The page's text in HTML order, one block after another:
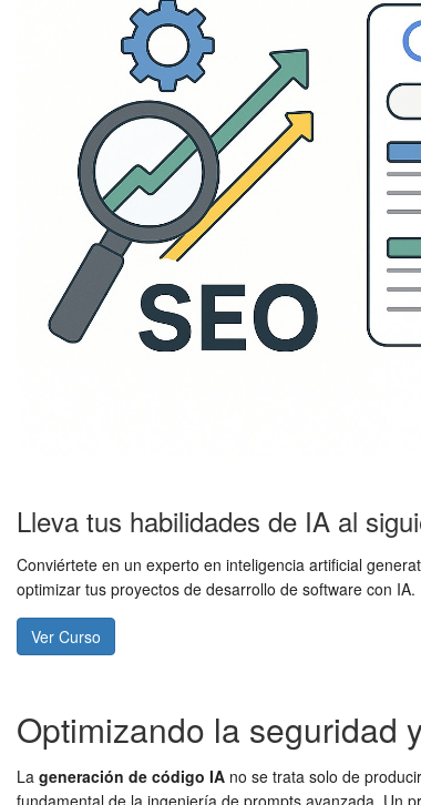
Lleva tus habilidades de IA al
Conviértete en un experto en inteligencia artificial
optimizar tus proyectos de desarrollo de software con IA.
Ver Curso
Optimizando la seguridad
La generación de código IA no se trata solo de